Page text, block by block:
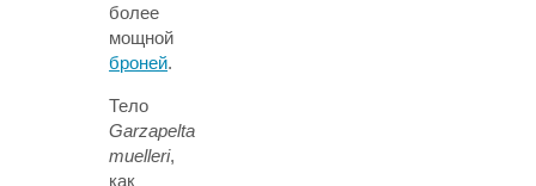
более
мощной
броней.
Тело
Garzapelta
muelleri,
как